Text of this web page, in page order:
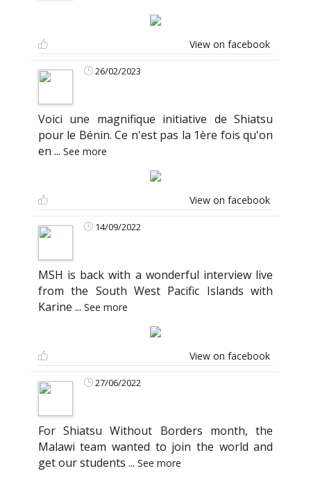
View on facebook
26/02/2023
Voici une magnifique initiative de Shiatsu
pour le Bénin. Ce n'est pas la 1ère fois qu'on
en ... See more
View on facebook
14/09/2022
MSH is back with a wonderful interview live
from the South West Pacific Islands with
Karine ... See more
View on facebook
27/06/2022
For Shiatsu Without Borders month, the
Malawi team wanted to join the world and
get our students ... See more